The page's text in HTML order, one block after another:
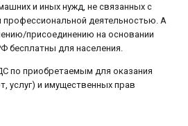
и иных нужд, не связанных с
профессиональной деятельностью. А
присоединению на основании
бесплатны для населения.
по приобретаемым для оказания
услуг) и имущественных прав